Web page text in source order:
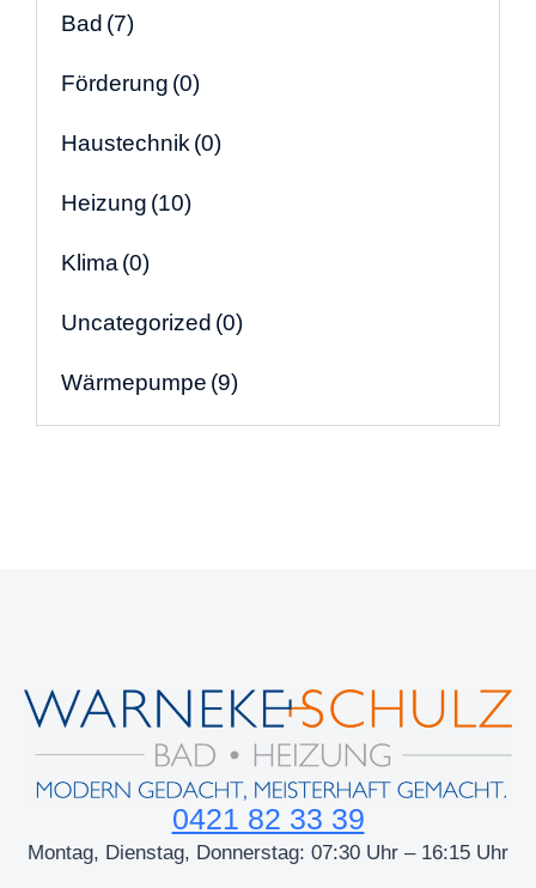
Bad (7)
Förderung (0)
Haustechnik (0)
Heizung (10)
Klima (0)
Uncategorized (0)
Wärmepumpe (9)
0421 82 33 39
Montag, Dienstag, Donnerstag: 07:30 Uhr – 16:15 Uhr